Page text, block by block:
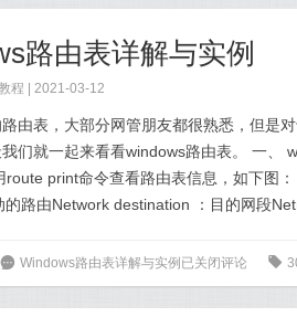
路由表详解与实例
程 | 2021-03-12
由表，大部分网管朋友都很熟悉，但是
们就一起来看看windows路由表。 一、
route print命令查看路由表信息，如下图
的路由Network destination ：目的网段
6 Windows路由表详解与实例 已关闭评论 0